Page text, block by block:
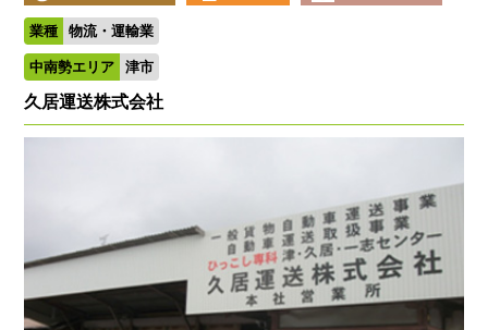
業種 物流・運輸業
中南勢エリア 津市
久居運送株式会社